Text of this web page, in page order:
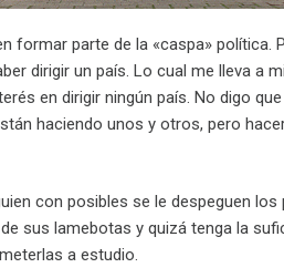
formar parte de la «caspa» política.
dirigir un país. Lo cual me lleva a
en dirigir ningún país. No digo
haciendo unos y otros, pero
con posibles se le despeguen los
sus lamebotas y quizá tenga la
a estudio.